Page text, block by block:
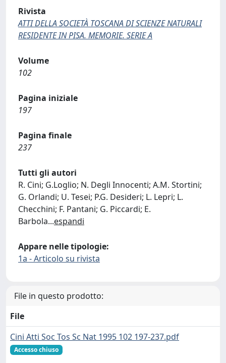
Rivista
ATTI DELLA SOCIETÀ TOSCANA DI SCIENZE NATURALI
RESIDENTE IN PISA. MEMORIE. SERIE A
Volume
102
Pagina iniziale
197
Pagina finale
237
Tutti gli autori
R. Cini; G.Loglio; N. Degli Innocenti; A.M. Stortini;
G. Orlandi; U. Tesei; P.G. Desideri; L. Lepri; L.
Checchini; F. Pantani; G. Piccardi; E.
Barbola...espandi
Appare nelle tipologie:
1a - Articolo su rivista
File in questo prodotto:
File
Cini Atti Soc Tos Sc Nat 1995 102 197-237.pdf
Accesso chiuso